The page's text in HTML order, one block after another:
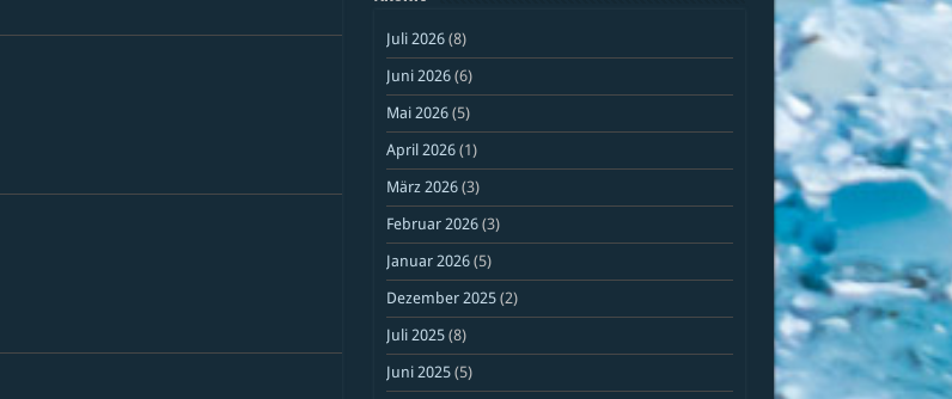
Juli 2026(8)
Juni 2026(6)
Mai 2026(5)
April 2026(1)
März 2026(3)
Februar 2026(3)
Januar 2026(5)
Dezember 2025(2)
Juli 2025(8)
Juni 2025(5)